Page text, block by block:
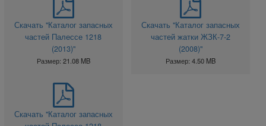
Скачать "Каталог запасных
частей Палессе 1218
(2013)"
Размер: 21.08 MB
Скачать "Каталог запасных
частей жатки ЖЗК-7-2
(2008)"
Размер: 4.50 MB
Скачать "Каталог запасных